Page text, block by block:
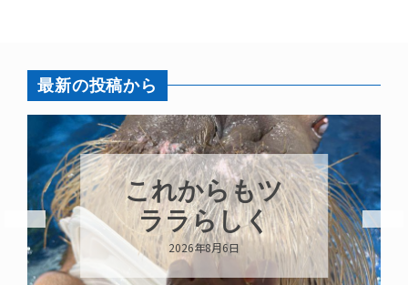
最新の投稿から
ハロー’s
Birthday!!!
2026年8月6日